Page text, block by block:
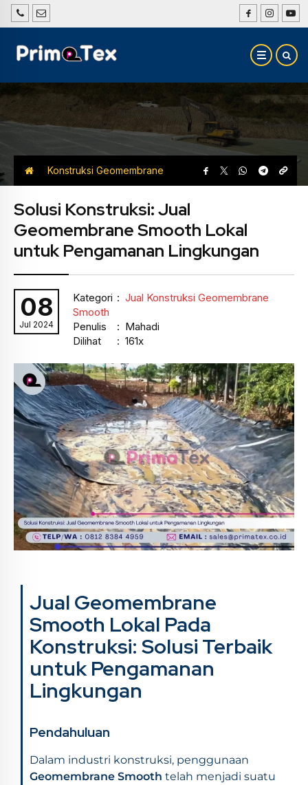
Konstruksi Geomembrane
Smooth Jual Konstruksi Geomembrane
Smooth
Solusi Konstruksi: Jual
Geomembrane Smooth Lokal
untuk Pengamanan Lingkungan
08
Jul 2024
Kategori : Jual Konstruksi Geomembrane
Smooth
Penulis
: Mahadi
Dilihat
: 161x
Jual Geomembrane
Smooth Lokal Pada
Konstruksi: Solusi Terbaik
untuk Pengamanan
Lingkungan
Pendahuluan
Dalam industri konstruksi, penggunaan
Geomembrane Smooth telah menjadi suatu